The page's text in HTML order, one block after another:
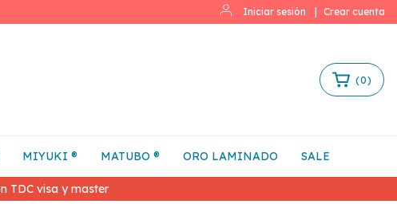
Iniciar sesión Crear cuenta
TDC visa y master
(0)
MIYUKI ® MATUBO ® ORO LAMINADO SALE